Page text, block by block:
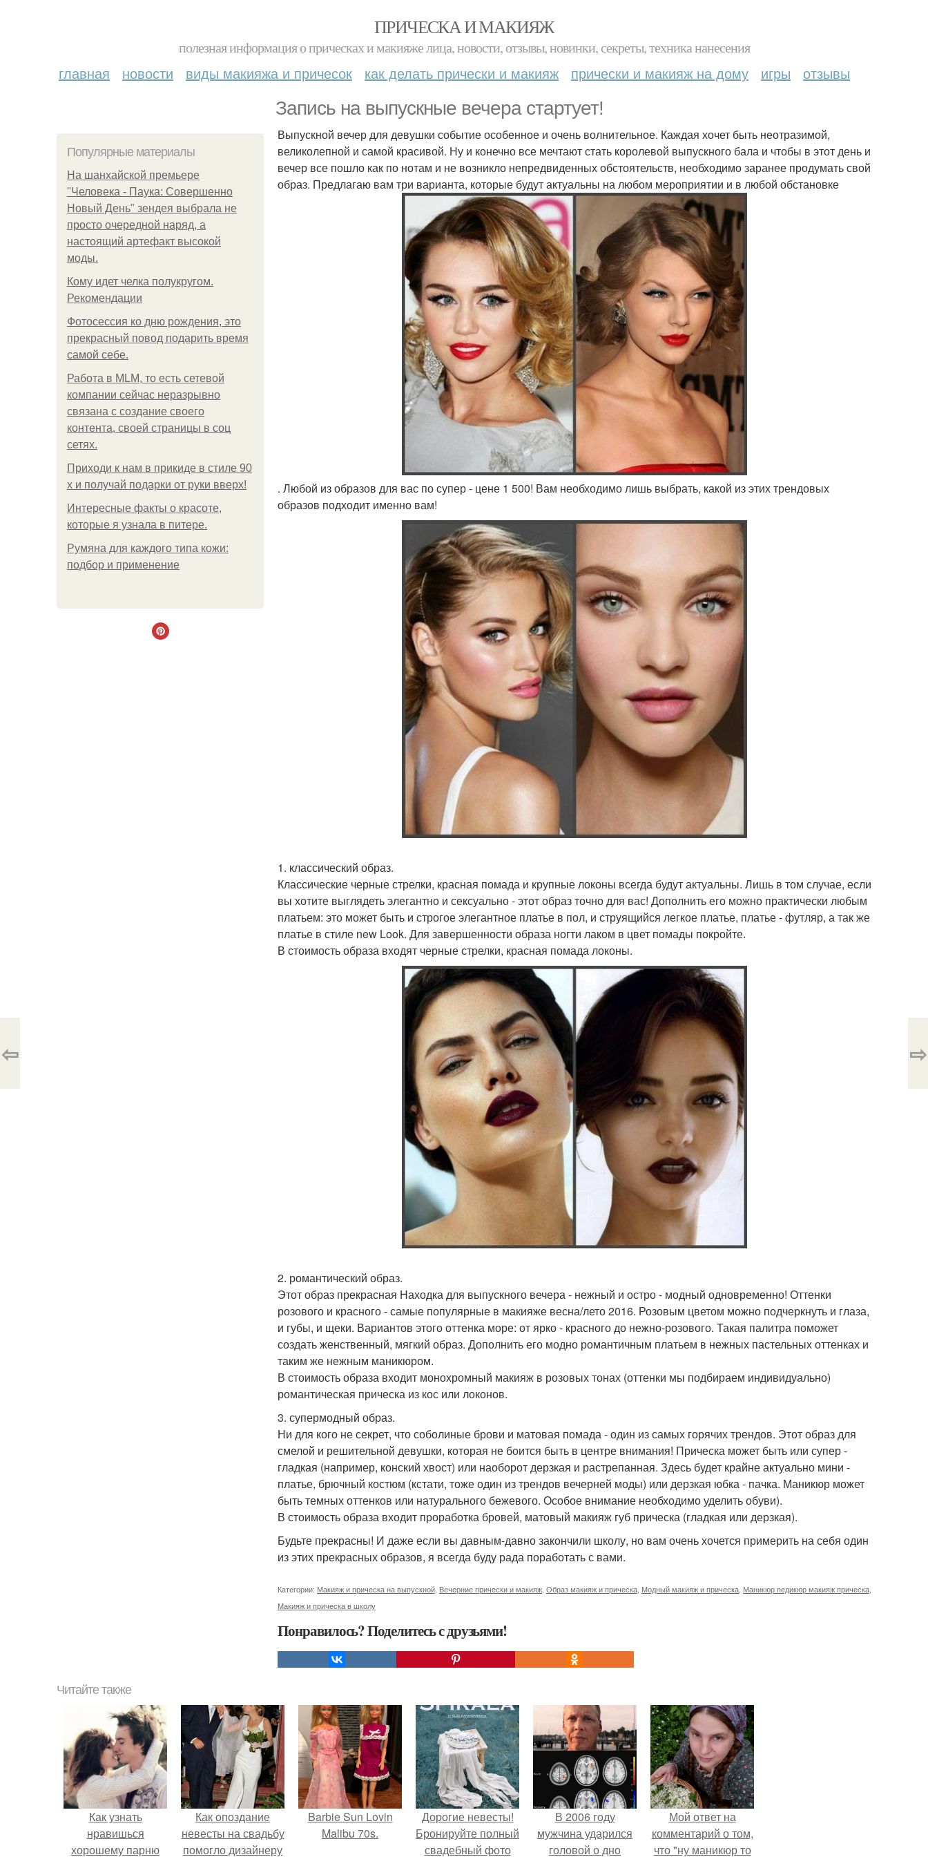
ПРИЧЕСКА И МАКИЯЖ
полезная информация о прическах и макияже лица, новости, отзывы, новинки, секреты, техника нанесения
главная новости виды макияжа и причесок как делать прически и макияж прически и макияж на дому игры отзывы
Запись на выпускные вечера стартует!
Популярные материалы
На шанхайской премьере
"Человека - Паука: Совершенно
Новый День" зендея выбрала не
просто очередной наряд, а
настоящий артефакт высокой
моды.
Кому идет челка полукругом.
Рекомендации
Фотосессия ко дню рождения, это
прекрасный повод подарить время
самой себе.
Работа в MLM, то есть сетевой
компании сейчас неразрывно
связана с создание своего
контента, своей страницы в соц
сетях.
Приходи к нам в прикиде в стиле 90
х и получай подарки от руки вверх!
Интересные факты о красоте,
которые я узнала в питере.
Румяна для каждого типа кожи:
подбор и применение
Выпускной вечер для девушки событие особенное и очень волнительное. Каждая хочет быть неотразимой,
великолепной и самой красивой. Ну и конечно все мечтают стать королевой выпускного бала и чтобы в этот день и
вечер все пошло как по нотам и не возникло непредвиденных обстоятельств, необходимо заранее продумать свой
образ. Предлагаю вам три варианта, которые будут актуальны на любом мероприятии и в любой обстановке
. Любой из образов для вас по супер - цене 1 500! Вам необходимо лишь выбрать, какой из этих трендовых
образов подходит именно вам!
1. классический образ.
Классические черные стрелки, красная помада и крупные локоны всегда будут актуальны. Лишь в том случае, если
вы хотите выглядеть элегантно и сексуально - этот образ точно для вас! Дополнить его можно практически любым
платьем: это может быть и строгое элегантное платье в пол, и струящийся легкое платье, платье - футляр, а так же
платье в стиле new Look. Для завершенности образа ногти лаком в цвет помады покройте.
В стоимость образа входят черные стрелки, красная помада локоны.
2. романтический образ.
Этот образ прекрасная Находка для выпускного вечера - нежный и остро - модный одновременно! Оттенки
розового и красного - самые популярные в макияже весна/лето 2016. Розовым цветом можно подчеркнуть и глаза,
и губы, и щеки. Вариантов этого оттенка море: от ярко - красного до нежно-розового. Такая палитра поможет
создать женственный, мягкий образ. Дополнить его модно романтичным платьем в нежных пастельных оттенках и
таким же нежным маникюром.
В стоимость образа входит монохромный макияж в розовых тонах (оттенки мы подбираем индивидуально)
романтическая прическа из кос или локонов.
3. супермодный образ.
Ни для кого не секрет, что соболиные брови и матовая помада - один из самых горячих трендов. Этот образ для
смелой и решительной девушки, которая не боится быть в центре внимания! Прическа может быть или супер -
гладкая (например, конский хвост) или наоборот дерзкая и растрепанная. Здесь будет крайне актуально мини -
платье, брючный костюм (кстати, тоже один из трендов вечерней моды) или дерзкая юбка - пачка. Маникюр может
быть темных оттенков или натурального бежевого. Особое внимание необходимо уделить обуви).
В стоимость образа входит проработка бровей, матовый макияж губ прическа (гладкая или дерзкая).
Будьте прекрасны! И даже если вы давным-давно закончили школу, но вам очень хочется примерить на себя один
из этих прекрасных образов, я всегда буду рада поработать с вами.
Категории: Макияж и прическа на выпускной Вечерние прически и макияж Образ макияж и прическа Модный макияж и прическа Маникюр педикюр макияж прическа
Макияж и прическа в школу
Понравилось? Поделитесь с друзьями!
⇦ ⇨
Читайте также
Как узнать
нравишься
хорошему парню
Как опоздание
невесты на свадьбу
помогло дизайнеру
Barbie Sun Lovin
Malibu 70s.
Дорогие невесты!
Бронируйте полный
свадебный фото
В 2006 году
мужчина ударился
головой о дно
Мой ответ на
комментарий о том,
что "ну маникюр то